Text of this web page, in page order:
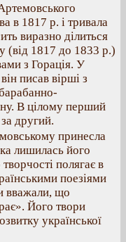
в 1817 р. і тривала
виразно ділиться
(від 1817 до 1833 р.)
з Горація. У
писав вірші з
В цілому перший
другий.
принесла
лишилась його
полягає в
поезіями
вважали, що
Його твори
української